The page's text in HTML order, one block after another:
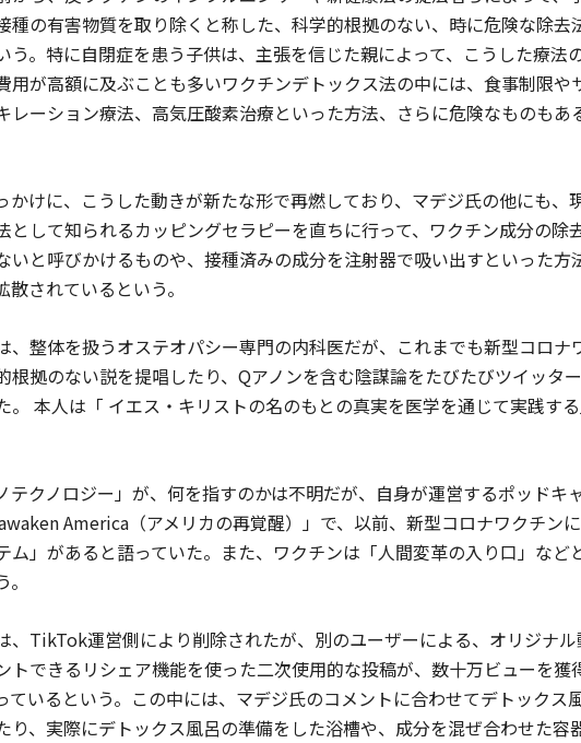
種の有害物質を取り除くと称した、科学的根拠のない、時に危険な除去
う。特に自閉症を患う子供は、主張を信じた親によって、こうした療法
用が高額に及ぶことも多いワクチンデトックス法の中には、食事制限や
レーション療法、高気圧酸素治療といった方法、さらに危険なものもあ
かけに、こうした動きが新たな形で再燃しており、マデジ氏の他にも、
として知られるカッピングセラピーを直ちに行って、ワクチン成分の除
いと呼びかけるものや、接種済みの成分を注射器で吸い出すといった方
されているという。
、整体を扱うオステオパシー専門の内科医だが、これまでも新型コロナ
根拠のない説を提唱したり、Qアノンを含む陰謀論をたびたびツイッタ
。 本人は「 イエス・キリストの名のもとの真実を医学を通じて実践す
テクノロジー」が、何を指すのかは不明だが、自身が運営するポッドキ
America（アメリカの再覚醒）」で、以前、新型コロナワクチン
ム」があると語っていた。また、ワクチンは「人間変革の入り口」など
、TikTok運営側により削除されたが、別のユーザーによる、オリジナル
トできるリシェア機能を使った二次使用的な投稿が、数十万ビューを獲
ているという。この中には、マデジ氏のコメントに合わせてデトックス
り、実際にデトックス風呂の準備をした浴槽や、成分を混ぜ合わせた容